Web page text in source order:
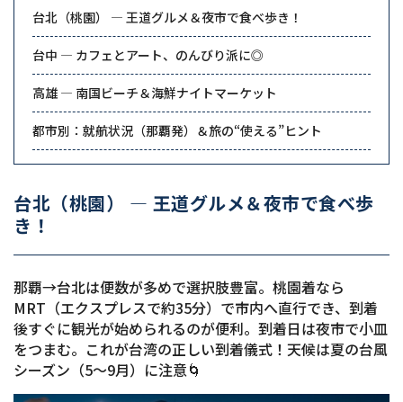
台北（桃園） — 王道グルメ＆夜市で食べ歩き！
台中 — カフェとアート、のんびり派に◎
高雄 — 南国ビーチ＆海鮮ナイトマーケット
都市別：就航状況（那覇発）＆旅の“使える”ヒント
台北（桃園） — 王道グルメ＆夜市で食べ歩
き！
那覇→台北は便数が多めで選択肢豊富。桃園着なら
MRT（エクスプレスで約35分）で市内へ直行でき、到着
後すぐに観光が始められるのが便利。到着日は夜市で小皿
をつまむ。これが台湾の正しい到着儀式！天候は夏の台風
シーズン（5〜9月）に注意🌀